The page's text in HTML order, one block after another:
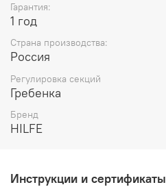
Гарантия:
1 год
Страна производства:
Россия
Регулировка секций
Гребенка
Бренд
HILFE
Инструкции и сертификаты